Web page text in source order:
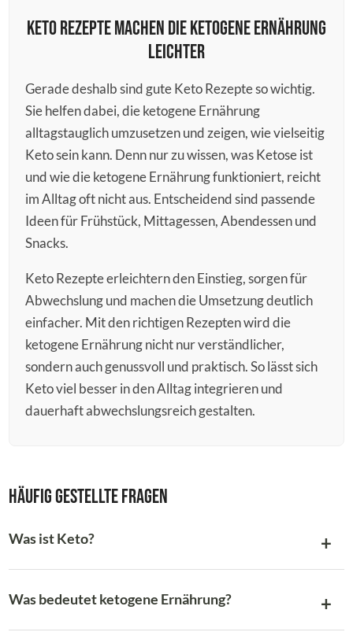
Keto Rezepte machen die ketogene Ernährung
leichter
Gerade deshalb sind gute Keto Rezepte so wichtig.
Sie helfen dabei, die ketogene Ernährung
alltagstauglich umzusetzen und zeigen, wie vielseitig
Keto sein kann. Denn nur zu wissen, was Ketose ist
und wie die ketogene Ernährung funktioniert, reicht
im Alltag oft nicht aus. Entscheidend sind passende
Ideen für Frühstück, Mittagessen, Abendessen und
Snacks.
Keto Rezepte erleichtern den Einstieg, sorgen für
Abwechslung und machen die Umsetzung deutlich
einfacher. Mit den richtigen Rezepten wird die
ketogene Ernährung nicht nur verständlicher,
sondern auch genussvoll und praktisch. So lässt sich
Keto viel besser in den Alltag integrieren und
dauerhaft abwechslungsreich gestalten.
Häufig gestellte Fragen
Was ist Keto?
Was bedeutet ketogene Ernährung?